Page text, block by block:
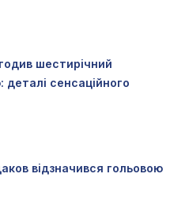
шестирічний
деталі сенсаційного
відзначився гольовою